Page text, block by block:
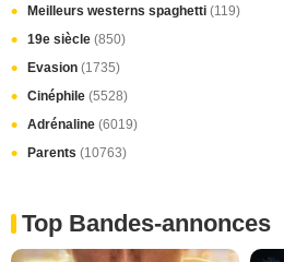
Meilleurs westerns spaghetti (119)
19e siècle (850)
Evasion (1735)
Cinéphile (5528)
Adrénaline (6019)
Parents (10763)
Top Bandes-annonces